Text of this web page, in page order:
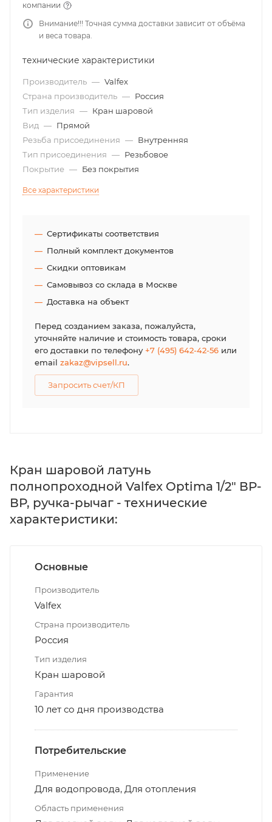
компании
Внимание!!! Точная сумма доставки зависит от объёма
и веса товара.
технические характеристики
Производитель — Valfex
Страна производитель — Россия
Тип изделия — Кран шаровой
Вид — Прямой
Резьба присоединения — Внутренняя
Тип присоединения — Резьбовое
Покрытие — Без покрытия
Все характеристики
Сертификаты соответствия
Полный комплект документов
Скидки оптовикам
Самовывоз со склада в Москве
Доставка на объект
Перед созданием заказа, пожалуйста,
уточняйте наличие и стоимость товара, сроки
его доставки по телефону+7 (495) 642-42-56 или
email zakaz@vipsell.ru.
Запросить счет/КП
Кран шаровой латунь
полнопроходной Valfex Optima 1/2" ВР-
ВР, ручка-рычаг - технические
характеристики:
Основные
Производитель
Valfex
Страна производитель
Россия
Тип изделия
Кран шаровой
Гарантия
10 лет со дня производства
Потребительские
Применение
Для водопровода, Для отопления
Область применения